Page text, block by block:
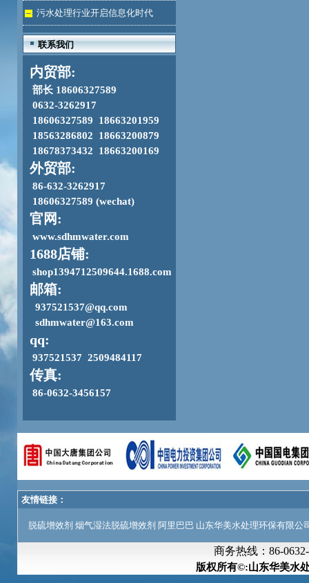
著 污水处理行业开启信息化时代
联系我们
内贸部:
部长 18606327589
0632-3262917
18606327589 18663201959
18563286802 18663200879
18678373432 18663200169
外贸部:
86-632-3262917
18606327589 (wechat)
官网:
www.sdhmwater.com
1688店铺:
shop1394712509644.1688.com
邮箱:
937521537@qq.com
sdhmwater@163.com
qq:
937521537 2509484117
传真:
86-0632-3456157
友情链接：
脱硫增效剂 烟气湿法脱硫增效剂 阿里巴巴 山东华美水处理环保有限公
商务热线： 86-
版权所有©:山东华美水